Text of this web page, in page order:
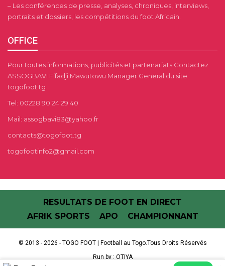
– Les conférences de presse, analyses, chroniques, interviews,
portraits et dossiers, les compétitions du foot Africain.
OFFICE
Pour toutes informations, publicités et partenariats Contactez
ASSOGBAVI Fifadji Mawutowu Manager General du site
togofoot.tg
Tel: 00228 90 24 29 40
Mail: assogbavi83@yahoo.fr
contacts@togofoot.tg
togofootinfo2@gmail.com
RESULTATS DE FOOT EN DIRECT
AFRIK SPORTS
APO CHAMPIONNANT
© 2013 - 2026 - TOGO FOOT | Football au Togo.Tous Droits Réservés
Run by : OTIYA